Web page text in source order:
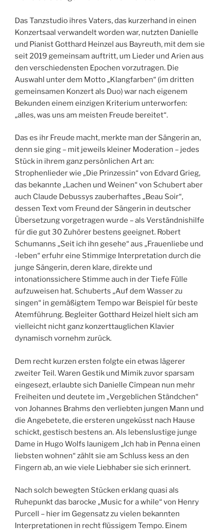
Das Tanzstudio ihres Vaters, das kurzerhand in einen
Konzertsaal verwandelt worden war, nutzten Danielle
und Pianist Gotthard Heinzel aus Bayreuth, mit dem sie
seit 2019 gemeinsam auftritt, um Lieder und Arien aus
den verschiedensten Epochen vorzutragen. Die
Auswahl unter dem Motto „Klangfarben“ (im dritten
gemeinsamen Konzert als Duo) war nach eigenem
Bekunden einem einzigen Kriterium unterworfen:
„alles, was uns am meisten Freude bereitet“.
Das es ihr Freude macht, merkte man der Sängerin an,
denn sie ging – mit jeweils kleiner Moderation – jedes
Stück in ihrem ganz persönlichen Art an:
Strophenlieder wie „Die Prinzessin“ von Edvard Grieg,
das bekannte „Lachen und Weinen“ von Schubert aber
auch Claude Debussys zauberhaftes „Beau Soir“,
dessen Text vom Freund der Sängerin in deutscher
Übersetzung vorgetragen wurde – als Verständnishilfe
für die gut 30 Zuhörer bestens geeignet. Robert
Schumanns „Seit ich ihn gesehe“ aus „Frauenliebe und
-leben“ erfuhr eine Stimmige Interpretation durch die
junge Sängerin, deren klare, direkte und
intonationssichere Stimme auch in der Tiefe Fülle
aufzuweisen hat. Schuberts „Auf dem Wasser zu
singen“ in gemäßigtem Tempo war Beispiel für beste
Atemführung. Begleiter Gotthard Heizel hielt sich am
vielleicht nicht ganz konzerttauglichen Klavier
dynamisch vornehm zurück.
Dem recht kurzen ersten folgte ein etwas lägerer
zweiter Teil. Waren Gestik und Mimik zuvor sparsam
eingesezt, erlaubte sich Danielle Cîmpean nun mehr
Freiheiten und deutete im „Vergeblichen Ständchen“
von Johannes Brahms den verliebten jungen Mann und
die Angebetete, die ersteren ungeküsst nach Hause
schickt, gestisch bestens an. Als lebenslustige junge
Dame in Hugo Wolfs launigem „Ich hab in Penna einen
liebsten wohnen“ zählt sie am Schluss kess an den
Fingern ab, an wie viele Liebhaber sie sich erinnert.
Nach solch bewegten Stücken erklang quasi als
Ruhepunkt das barocke „Music for a while“ von Henry
Purcell – hier im Gegensatz zu vielen bekannten
Interpretationen in recht flüssigem Tempo. Einem